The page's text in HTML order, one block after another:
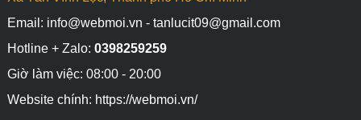
Email: info@webmoi.vn - tanlucit09@gmail.com
Hotline + Zalo: 0398259259
Giờ làm việc: 08:00 - 20:00
Website chính: https://webmoi.vn/